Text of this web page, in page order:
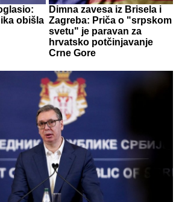
obišla
Dimna zavesa iz Brisela i
Zagreba: Priča o "srpskom
svetu" je paravan za
hrvatsko potčinjavanje
Crne Gore